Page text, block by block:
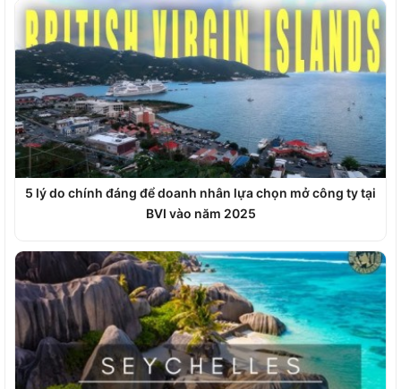
5 lý do chính đáng để doanh nhân lựa chọn mở công ty tại
BVI vào năm 2025